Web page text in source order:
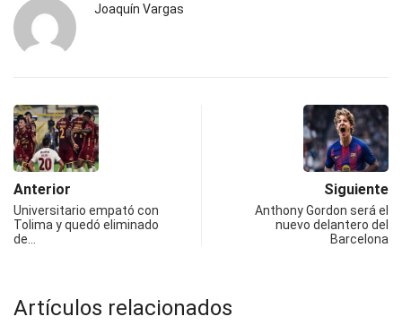
Joaquín Vargas
Anterior
Universitario empató con
Tolima y quedó eliminado
de…
Siguiente
Anthony Gordon será el
nuevo delantero del
Barcelona
Artículos relacionados